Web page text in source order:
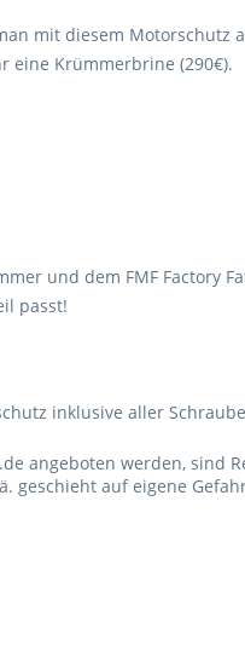
mit diesem
eine Krümmerbrine (290€).
und dem FMF Factory
passt!
inklusive aller
angeboten werden,
geschieht auf eigene